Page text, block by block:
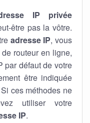
IP privée
être pas la vôtre.
adresse IP, vous
routeur en ligne,
par défaut de votre
être indiquée
ces méthodes ne
utiliser votre
IP.